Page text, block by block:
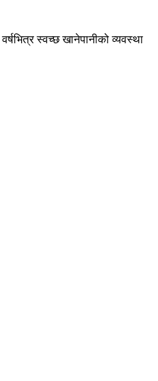
स्वच्छ खानेपानीको व्यवस्था